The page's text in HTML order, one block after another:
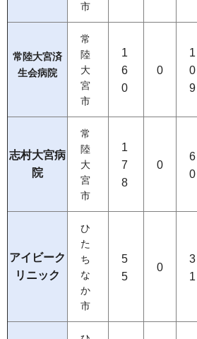
市
常陸大宮済
生会病院
常
陸
大
宮
市
1
6
0
0
1
0
9
志村大宮病
院
常
陸
大
宮
市
1
7
8
0
6
0
アイビーク
リニック
ひ
た
ち
な
か
市
5
5
0
3
1